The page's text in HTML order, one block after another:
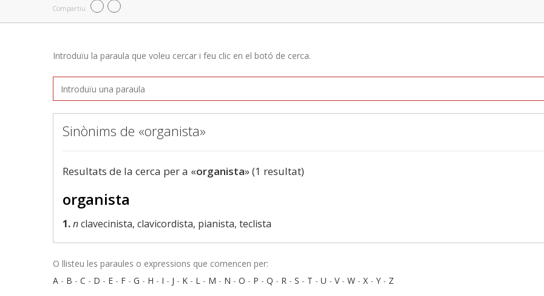
Compartiu
Introduïu la paraula que voleu cercar i feu clic en el botó de cerca.
Sinònims de «organista»
Resultats de la cerca per a «organista» (1 resultat)
organista
1.nclavecinista, clavicordista, pianista, teclista
O llisteu les paraules o expressions que comencen per:
A - B - C - D - E - F - G - H - I - J - K - L - M - N - O - P - Q - R - S - T - U - V- W - X - Y - Z